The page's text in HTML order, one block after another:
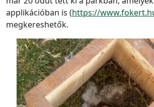
applikációban is (https://
megkereshetők.